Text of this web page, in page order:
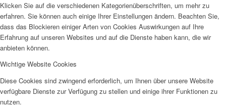
Klicken Sie auf die verschiedenen Kategorienüberschriften, um mehr zu
erfahren. Sie können auch einige Ihrer Einstellungen ändern. Beachten Sie,
dass das Blockieren einiger Arten von Cookies Auswirkungen auf Ihre
Erfahrung auf unseren Websites und auf die Dienste haben kann, die wir
anbieten können.
Wichtige Website Cookies
Diese Cookies sind zwingend erforderlich, um Ihnen über unsere Website
verfügbare Dienste zur Verfügung zu stellen und einige ihrer Funktionen zu
nutzen.